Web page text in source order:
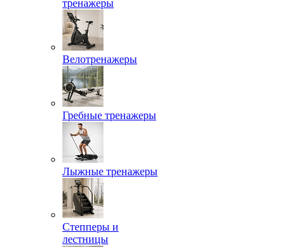
тренажеры
Велотренажеры
Гребные тренажеры
Лыжные тренажеры
Степперы и
лестницы